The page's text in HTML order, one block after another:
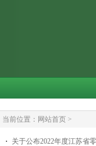
当前位置： 网站首页 >
关于公布2022年度江苏省